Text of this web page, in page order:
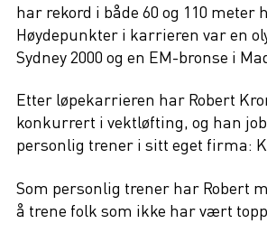
har rekord i både 60 og 110 meter
Høydepunkter i karrieren var en
Sydney 2000 og en EM-bronse i
Etter løpekarrieren har Robert
konkurrert i vektløfting, og han
personlig trener i sitt eget firma:
Som personlig trener har Robert
å trene folk som ikke har vært